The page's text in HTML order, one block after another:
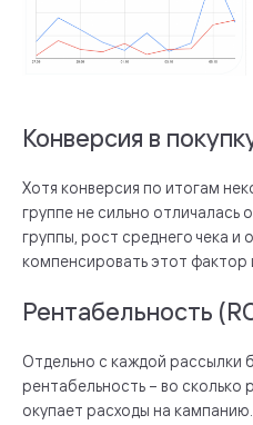
Конверсия в
Хотя конверсия по итогам
группе не сильно отличалась
группы, рост среднего чека
компенсировать этот фактор
Рентабельность
Отдельно с каждой рассылки
рентабельность – во сколько
окупает расходы на